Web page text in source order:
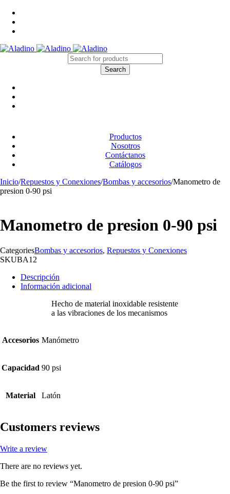
Productos
Nosotros
Contáctanos
Catálogos
Inicio/Repuestos y Conexiones/Bombas y accesorios/Manometro de
presion 0-90 psi
Manometro de presion 0-90 psi
CategoriesBombas y accesorios, Repuestos y Conexiones
SKUBA12
Descripción
Información adicional
Hecho de material inoxidable resistente
a las vibraciones de los mecanismos
Accesorios Manómetro
Capacidad 90 psi
Material Latón
Customers reviews
Write a review
There are no reviews yet.
Be the first to review “Manometro de presion 0-90 psi”